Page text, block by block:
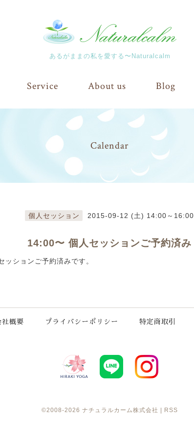
あるがままの私を愛する〜Naturalcalm
Service About us Blog
Calendar
個人セッション 2015-09-12 (土) 14:00～16:00
14:00〜 個人セッションご予約済み
ションご予約済みです。
社概要 プライバシーポリシー 特定商取引
©2008-2026 ナチュラルカーム株式会社 | RSS